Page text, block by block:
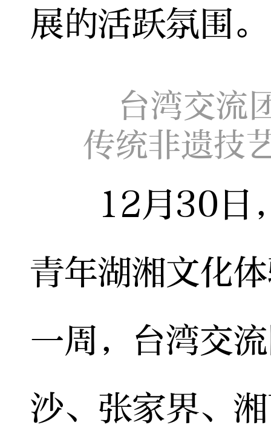
展的活跃氛围。
台湾交流
传统非遗技
12月30日
青年湖湘文化
一周，台湾交
沙、张家界、